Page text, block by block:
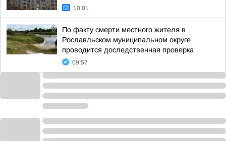
10:01
По факту смерти местного жителя в
Рославльском муниципальном округе
проводится доследственная проверка
09:57